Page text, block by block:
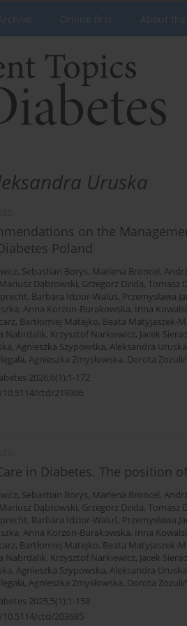
Online first About the
Uruska
on the
Poland
, Sebastian Borys, Marlena Broncel,
Mariusz Dąbrowski, Grzegorz Dzida, Tomasz
, Barbara Idzior-Waluś, Przemysława
, Anna Korzon-Burakowska, Irina
, Bartłomiej Matejko, Beata Matyjaszek-
Nabrdalik, Krzysztof Narkiewicz, Jacek
, Agnieszka Szypowska, Aleksandra Uruska
, Agnieszka Zmysłowska, Dorota
2026;6(1):1-172
ctd/219306
in Diabetes. The position
, Sebastian Borys, Marlena Broncel,
Mariusz Dąbrowski, Grzegorz Dzida, Tomasz
, Barbara Idzior-Waluś, Przemysława
, Anna Korzon-Burakowska, Irina
, Bartłomiej Matejko, Beata Matyjaszek-
Nabrdalik, Krzysztof Narkiewicz, Jacek
, Agnieszka Szypowska, Aleksandra Uruska
, Agnieszka Zmysłowska, Dorota
2025;5(1):1-158
ctd/203685